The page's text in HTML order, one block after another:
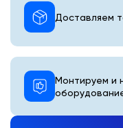
Монтируем и
Доставляем